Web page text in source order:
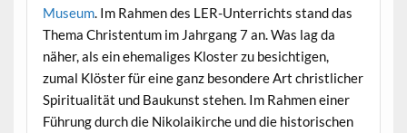
Museum. Im Rahmen des LER-Unterrichts stand das
Thema Christentum im Jahrgang 7 an. Was lag da
näher, als ein ehemaliges Kloster zu besichtigen,
zumal Klöster für eine ganz besondere Art christlicher
Spiritualität und Baukunst stehen. Im Rahmen einer
Führung durch die Nikolaikirche und die historischen